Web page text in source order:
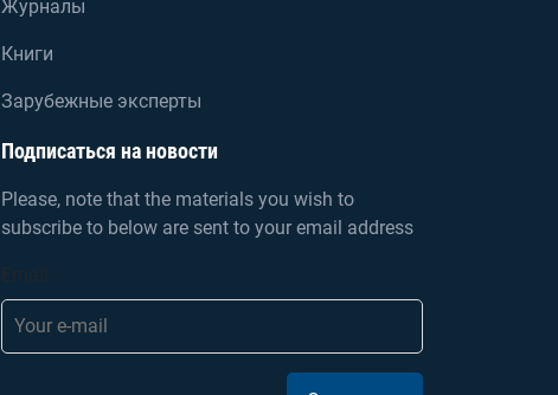
Журналы
Книги
Зарубежные эксперты
Подписаться на новости
Please, note that the materials you wish to
subscribe to below are sent to your email address